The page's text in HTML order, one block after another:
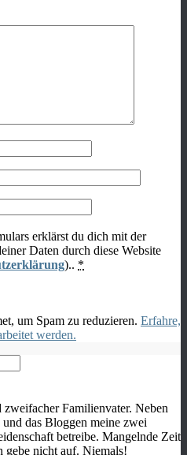
erklärst du dich mit der
Daten durch diese Website
).. *
um Spam zu reduzieren. Erfahre,
werden.
Familienvater. Neben
das Bloggen meine zwei
betreibe. Mangelnde Zeit
gebe nicht auf. Niemals!